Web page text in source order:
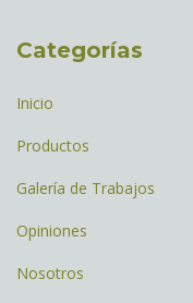
Categorías
Inicio
Productos
Galería de Trabajos
Opiniones
Nosotros